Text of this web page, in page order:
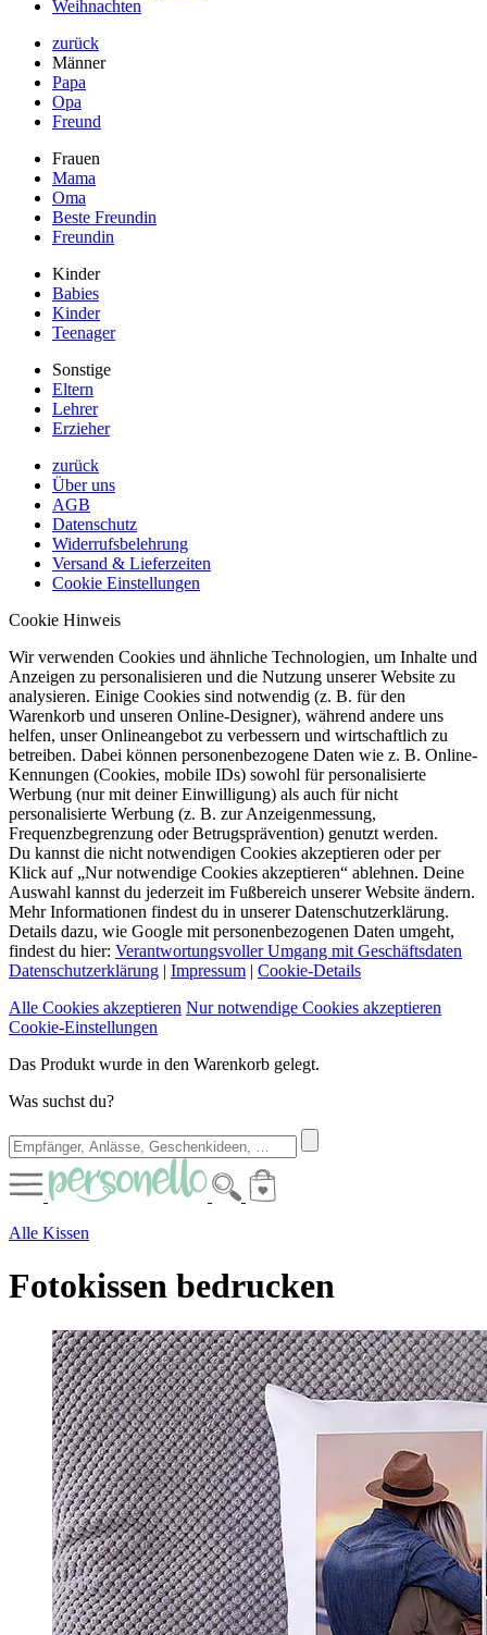
Weihnachten
zurück
Männer
Papa
Opa
Freund
Frauen
Mama
Oma
Beste Freundin
Freundin
Kinder
Babies
Kinder
Teenager
Sonstige
Eltern
Lehrer
Erzieher
zurück
Über uns
AGB
Datenschutz
Widerrufsbelehrung
Versand & Lieferzeiten
Cookie Einstellungen
Cookie Hinweis
Wir verwenden Cookies und ähnliche Technologien, um Inhalte und
Anzeigen zu personalisieren und die Nutzung unserer Website zu
analysieren. Einige Cookies sind notwendig (z. B. für den
Warenkorb und unseren Online-Designer), während andere uns
helfen, unser Onlineangebot zu verbessern und wirtschaftlich zu
betreiben. Dabei können personenbezogene Daten wie z. B. Online-
Kennungen (Cookies, mobile IDs) sowohl für personalisierte
Werbung (nur mit deiner Einwilligung) als auch für nicht
personalisierte Werbung (z. B. zur Anzeigenmessung,
Frequenzbegrenzung oder Betrugsprävention) genutzt werden.
Du kannst die nicht notwendigen Cookies akzeptieren oder per
Klick auf „Nur notwendige Cookies akzeptieren“ ablehnen. Deine
Auswahl kannst du jederzeit im Fußbereich unserer Website ändern.
Mehr Informationen findest du in unserer Datenschutzerklärung.
Details dazu, wie Google mit personenbezogenen Daten umgeht,
findest du hier: Verantwortungsvoller Umgang mit Geschäftsdaten
Datenschutzerklärung | Impressum | Cookie-Details
Alle Cookies akzeptieren Nur notwendige Cookies akzeptieren
Cookie-Einstellungen
Das Produkt wurde in den Warenkorb gelegt.
Was suchst du?
Alle Kissen
Fotokissen bedrucken